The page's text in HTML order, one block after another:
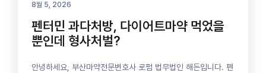
8월 5, 2026
펜터민 과다처방, 다이어트마약 먹었을
뿐인데 형사처벌?
안녕하세요, 부산마약전문변호사 로펌 법무법인 해든입니다. 펜